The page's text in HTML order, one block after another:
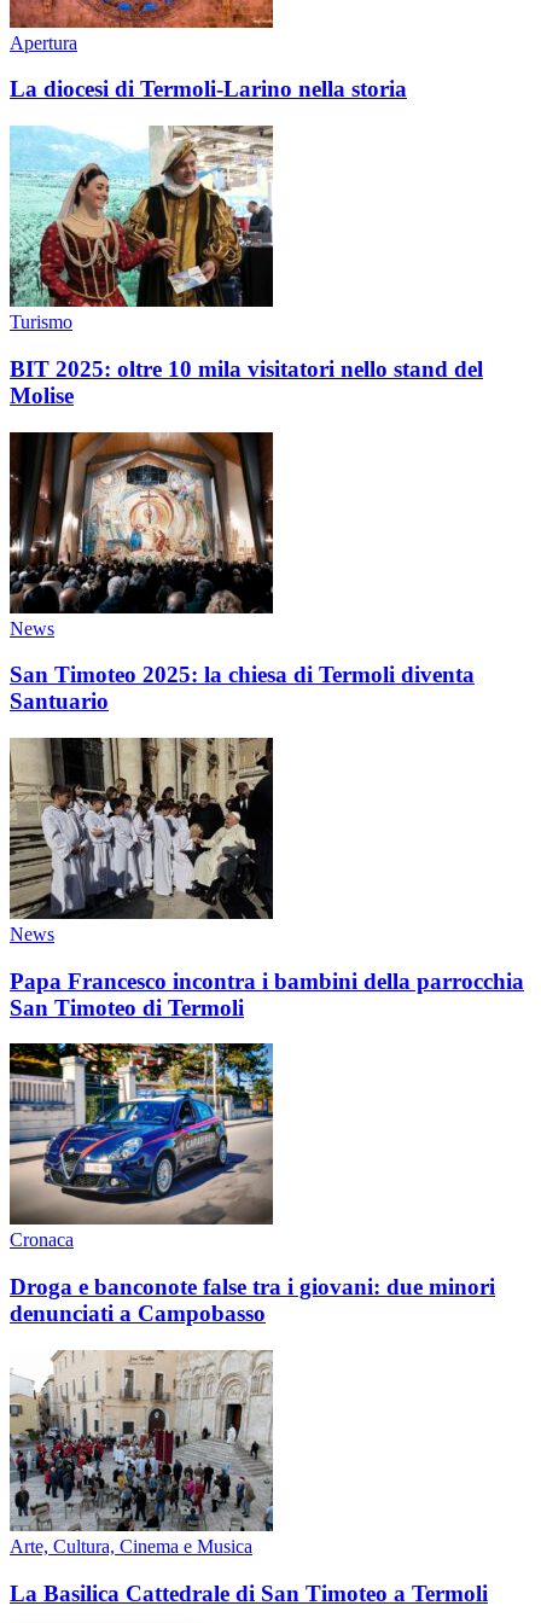
Apertura
La diocesi di Termoli-Larino nella storia
Turismo
BIT 2025: oltre 10 mila visitatori nello stand del
Molise
News
San Timoteo 2025: la chiesa di Termoli diventa
Santuario
News
Papa Francesco incontra i bambini della parrocchia
San Timoteo di Termoli
Cronaca
Droga e banconote false tra i giovani: due minori
denunciati a Campobasso
Arte, Cultura, Cinema e Musica
La Basilica Cattedrale di San Timoteo a Termoli